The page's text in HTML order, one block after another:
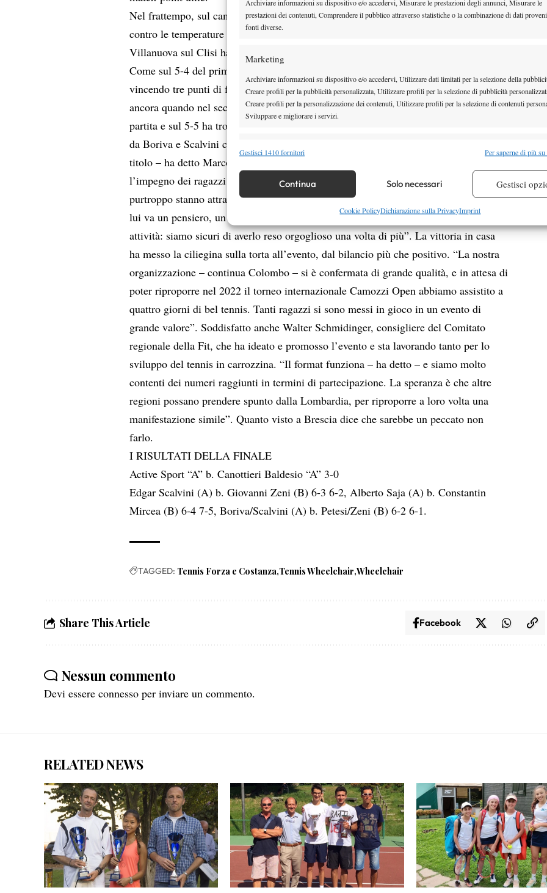
prestazioni dei contenuti, Comprendere il pubblico attraverso statistiche o la combinazione di dati
fonti diverse.
Marketing
Archiviare informazioni su dispositivo e/o accedervi, Utilizzare dati limitati per la selezione della
Creare profili per la pubblicità personalizzata, Utilizzare profili per la selezione di pubblicità
Creare profili per la personalizzazione dei contenuti, Utilizzare profili per la selezione di contenuti
Sviluppare e migliorare i servizi.
Funzionalità
Identificare i dispositivi in base alle informazioni trasmesse automaticamente.
Garantire la sicurezza, prevenire e rilevare frodi, correggere errori,
Erogare e presentare pubblicità e contenuto, Salvare e comunicare le
scelte sulla privacy.
Gestisci 1410 fornitori Per saperne di più
Continua Solo necessari Gestisci
Cookie PolicyDichiarazione sulla PrivacyImprint
Nel frattempo, sul campo accanto, Alberto Saja lottava contro Costantin Mircea (e
contro le temperature bresciane) per firmare il punto del successo, che il 47enne di
Villanuova sul Clisi ha conquistato per 6-4 7-5 giocando meglio nelle fasi decisive.
Come sul 5-4 del primo parziale, quando dal punteggio di 15-40 si è preso il set
vincendo tre punti di fila (sul 40-40 si giocava con la regola del punto secco), e poi
ancora quando nel secondo è finito sotto per 3-0. Ha stretto i denti, è rientrato in
partita e sul 5-5 ha trovato l’allungo decisivo. A completare la festa il doppio, vinto
da Boriva e Scalvini contro Petesi/Zeni, per 6-2 6-1. “Desideravamo tanto questo
titolo – ha detto Marco Colombo, presidente di Active Sport – per ripagare
l’impegno dei ragazzi e per poterlo dedicare alle famiglie Camozzi, le quali
purtroppo stanno attraversando un periodo di lutto per la perdita del caro Ettore. A
lui va un pensiero, un ricordo e di nuovo un grazie per l’enorme sostegno alle nostre
attività: siamo sicuri di averlo reso orgoglioso una volta di più”. La vittoria in casa
ha messo la ciliegina sulla torta all’evento, dal bilancio più che positivo. “La nostra
organizzazione – continua Colombo – si è confermata di grande qualità, e in attesa di
poter riproporre nel 2022 il torneo internazionale Camozzi Open abbiamo assistito a
quattro giorni di bel tennis. Tanti ragazzi si sono messi in gioco in un evento di
grande valore”. Soddisfatto anche Walter Schmidinger, consigliere del Comitato
regionale della Fit, che ha ideato e promosso l’evento e sta lavorando tanto per lo
sviluppo del tennis in carrozzina. “Il format funziona – ha detto – e siamo molto
contenti dei numeri raggiunti in termini di partecipazione. La speranza è che altre
regioni possano prendere spunto dalla Lombardia, per riproporre a loro volta una
manifestazione simile”. Quanto visto a Brescia dice che sarebbe un peccato non
farlo.
I RISULTATI DELLA FINALE
Active Sport “A” b. Canottieri Baldesio “A” 3-0
Edgar Scalvini (A) b. Giovanni Zeni (B) 6-3 6-2, Alberto Saja (A) b. Constantin
Mircea (B) 6-4 7-5, Boriva/Scalvini (A) b. Petesi/Zeni (B) 6-2 6-1.
TAGGED: Tennis Forza e Costanza Tennis Wheelchair Wheelchair
Share This Article Facebook
Nessun commento
Devi essere connesso per inviare un commento.
RELATED NEWS